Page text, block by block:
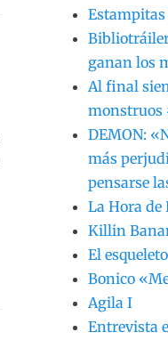
Estampitas
ganan los
Al final
monstruos
DEMON:
más
pensarse
La Hora de
Killin
El
Bonico
Agila I
Entrevista